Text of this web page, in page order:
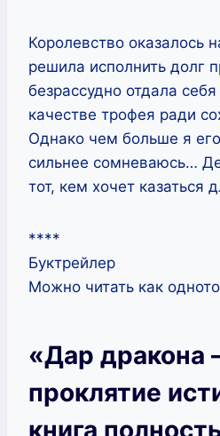
Королевство оказалось
решила исполнить долг
безрассудно отдала
качестве трофея ради
Однако чем больше я
сильнее сомневаюсь…
тот, кем хочет казаться
****
​​​​​​​Буктрейлер
Можно читать как
«Дар дракона
проклятие
книга